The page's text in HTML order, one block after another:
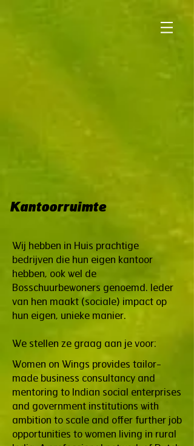
Kantoorruimte
Wij hebben in Huis prachtige
bedrijven die hun eigen kantoor
hebben, ook wel de
Bosschuurbewoners genoemd. Ieder
van hen maakt (sociale) impact op
hun eigen, unieke manier.
We stellen ze graag aan je voor:
Women on Wings provides tailor-
made business consultancy and
mentoring to Indian social enterprises
and government institutions with
ambition to scale and offer further job
opportunities to women living in rural